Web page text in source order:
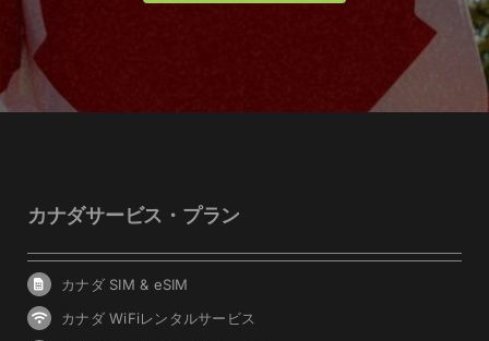
カナダサービス・プラン
カナダ SIM & eSIM
カナダ WiFiレンタルサービス